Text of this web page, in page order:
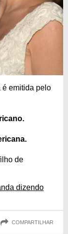
é emitida pelo
de
dizendo
COMPARTILHAR